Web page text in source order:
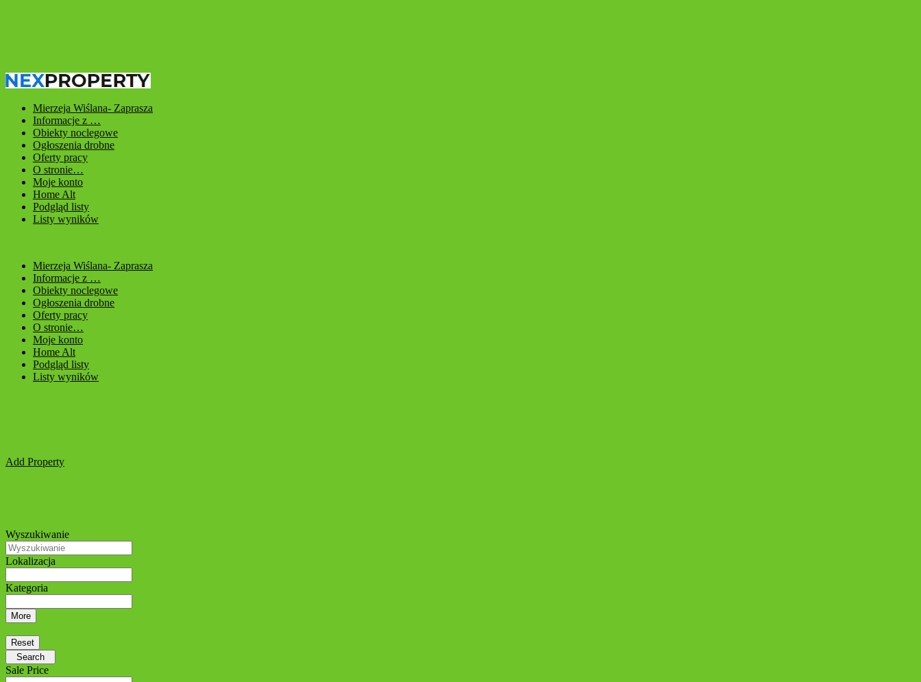
Mierzeja Wiślana- Zaprasza
Informacje z …
Obiekty noclegowe
Ogłoszenia drobne
Oferty pracy
O stronie…
Moje konto
Home Alt
Podgląd listy
Listy wyników
Mierzeja Wiślana- Zaprasza
Informacje z …
Obiekty noclegowe
Ogłoszenia drobne
Oferty pracy
O stronie…
Moje konto
Home Alt
Podgląd listy
Listy wyników
Add Property
Wyszukiwanie
Lokalizacja
Kategoria
More
Reset
Search
Sale Price